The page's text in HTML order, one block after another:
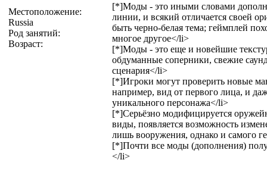
Местоположение:
Russia
Род занятий:
Возраст:
[*]Моды - это иными словами
линии, и всякий отличается своей
быть черно-белая тема; геймплей
многое другое</li>
[*]Моды - это еще и новейшие
обдуманные соперники, свежие
сценария</li>
[*]Игроки могут проверить новые
например, вид от первого лица, и
уникального персонажа</li>
[*]Серьёзно модифицируется
виды, появляется возможность
лишь вооружения, однако и самого
[*]Почти все моды (дополнения)
</li>